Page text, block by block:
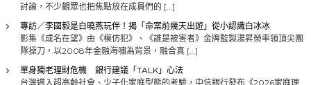
討論，不少觀眾也把焦點放在成員們的 […]
專訪／李國毅是白曉燕玩伴！揭「命案前幾天出遊」從小認識白冰冰
影集《成名在望》由《模仿犯》、《誰是被害者》金牌監製湯昇榮率領頂尖團
隊操刀，以2008年金融海嘯為背景，融合真 […]
單身獨老理財危機 銀行建議「TALK」心法
台灣邁入超高齡社會、少子化家庭型態的考驗，中信銀行發布《2026家庭理